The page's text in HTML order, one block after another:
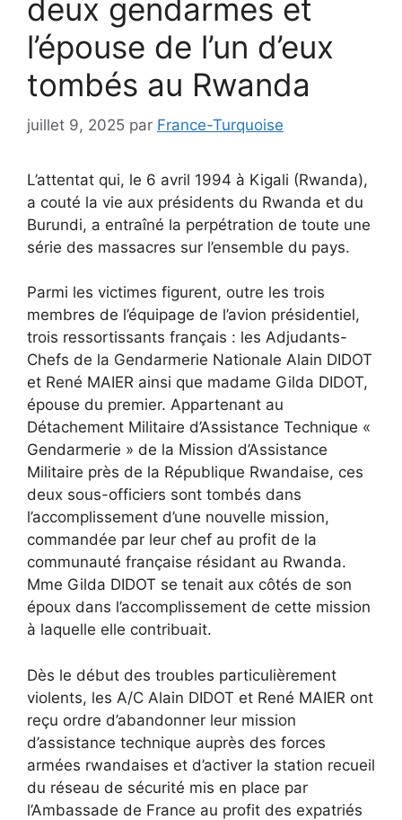
deux gendarmes et
l’épouse de l’un d’eux
tombés au Rwanda
juillet 9, 2025 par France-Turquoise
L’attentat qui, le 6 avril 1994 à Kigali (Rwanda),
a couté la vie aux présidents du Rwanda et du
Burundi, a entraîné la perpétration de toute une
série des massacres sur l’ensemble du pays.
Parmi les victimes figurent, outre les trois
membres de l’équipage de l’avion présidentiel,
trois ressortissants français : les Adjudants-
Chefs de la Gendarmerie Nationale Alain DIDOT
et René MAIER ainsi que madame Gilda DIDOT,
épouse du premier. Appartenant au
Détachement Militaire d’Assistance Technique «
Gendarmerie » de la Mission d’Assistance
Militaire près de la République Rwandaise, ces
deux sous-officiers sont tombés dans
l’accomplissement d’une nouvelle mission,
commandée par leur chef au profit de la
communauté française résidant au Rwanda.
Mme Gilda DIDOT se tenait aux côtés de son
époux dans l’accomplissement de cette mission
à laquelle elle contribuait.
Dès le début des troubles particulièrement
violents, les A/C Alain DIDOT et René MAIER ont
reçu ordre d’abandonner leur mission
d’assistance technique auprès des forces
armées rwandaises et d’activer la station recueil
du réseau de sécurité mis en place par
l’Ambassade de France au profit des expatriés